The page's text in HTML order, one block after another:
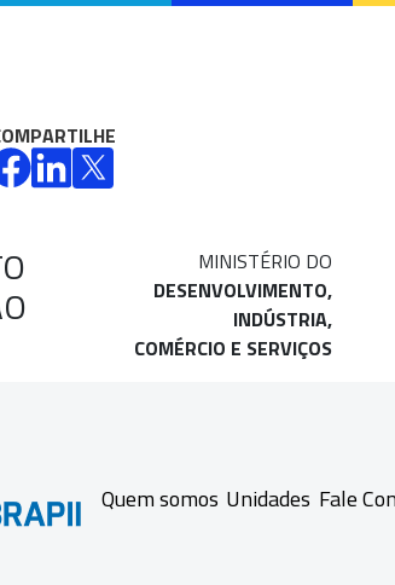
MINISTÉRIO DO
DESENVOLVIMENTO,
INDÚSTRIA,
COMÉRCIO E SERVIÇOS
Quem somos Unidades Fale